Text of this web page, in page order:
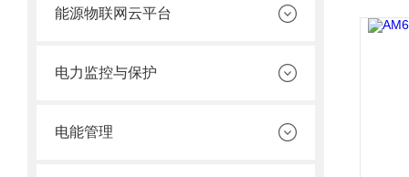
能源物联网云平台
电力监控与保护
电能管理